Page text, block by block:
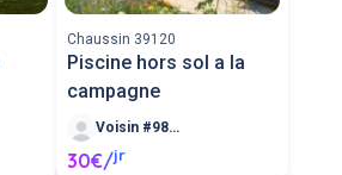
Chaussin 39120
Piscine hors sol a la
campagne
Voisin #98195
30€/jr